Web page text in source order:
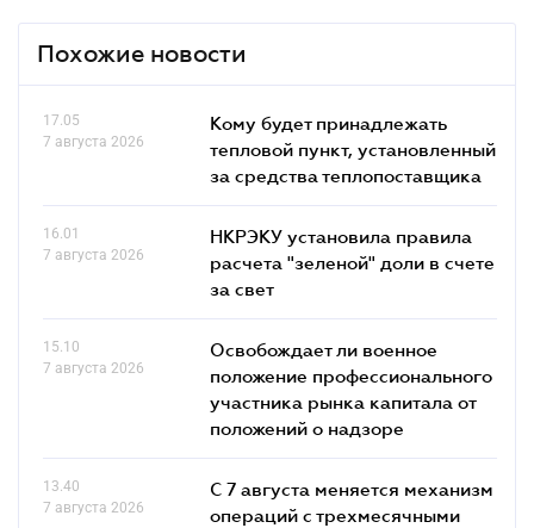
Похожие новости
17.05
7 августа 2026
Кому будет принадлежать
тепловой пункт, установленный
за средства теплопоставщика
16.01
7 августа 2026
НКРЭКУ установила правила
расчета "зеленой" доли в счете
за свет
15.10
7 августа 2026
Освобождает ли военное
положение профессионального
участника рынка капитала от
положений о надзоре
13.40
7 августа 2026
С 7 августа меняется механизм
операций с трехмесячными